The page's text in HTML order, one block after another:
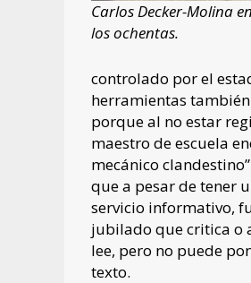
Carlos Decker-Molina en
los ochentas.
controlado por el
herramientas
porque al no estar
maestro de escuela
mecánico
que a pesar de tener
servicio informativo,
jubilado que critica o
lee, pero no puede
texto.